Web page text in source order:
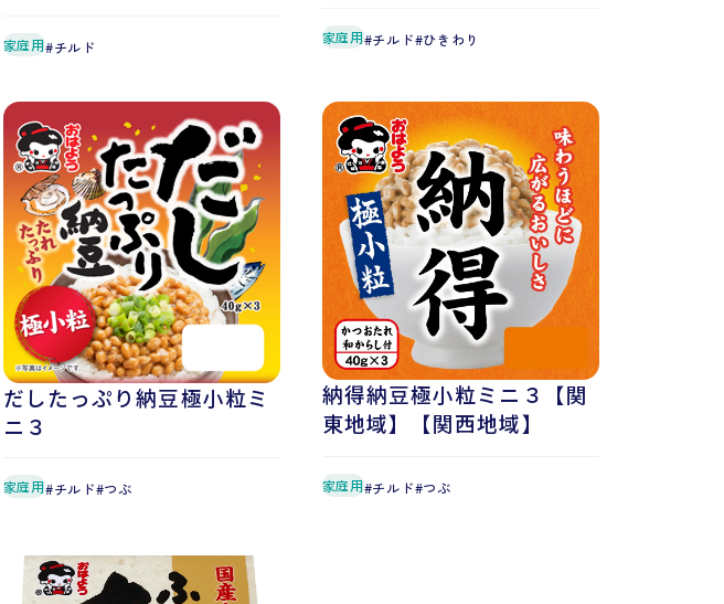
家庭用 チルド
家庭用 チルド ひきわり
だしたっぷり納豆極小粒ミ
ニ３
家庭用 チルド つぶ
納得納豆極小粒ミニ３【関
東地域】【関西地域】
家庭用 チルド つぶ